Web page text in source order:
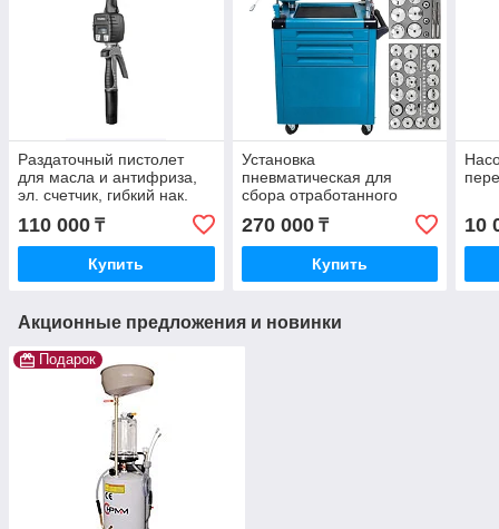
Раздаточный пистолет
для масла и антифриза,
эл. счетчик, гибкий нак.
90°, авт. каплеотсекатель
110 000 ₸
Купить
Установка
пневматическая для
сбора отработанного
масла 80л с набором
спец.инструмента 61пр.
ERENTAU F-HC-3280
270 000₸
Купить
10
Акционные предложения и новинки
Подарок